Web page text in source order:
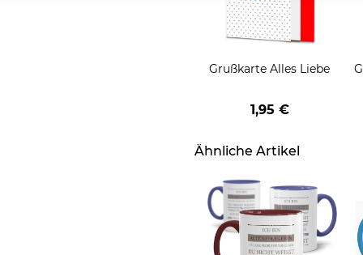
Grußkarte Alles Liebe
1,95 €
Ähnliche Artikel